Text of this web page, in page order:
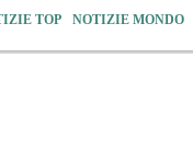
TOP NOTIZIE MONDO